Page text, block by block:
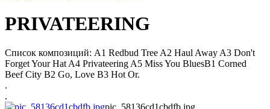
PRIVATEERING
Список композиций: A1 Redbud Tree A2 Haul Away A3 Don't
Forget Your Hat A4 Privateering A5 Miss You BluesB1 Corned
Beef City B2 Go, Love B3 Hot Or.
.
.